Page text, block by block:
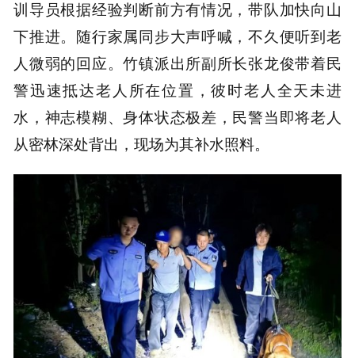
训导员根据经验判断前方有情况，带队加快向山
下推进。随行家属同步大声呼喊，不久便听到老
人微弱的回应。竹镇派出所副所长张龙俊带着民
警迅速抵达老人所在位置，彼时老人全天未进
水，神志模糊、身体状态极差，民警当即将老人
从密林深处背出，现场为其补水照料。